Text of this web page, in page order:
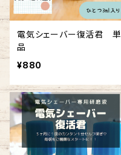
電気シェーバー復活君 単
品
¥880